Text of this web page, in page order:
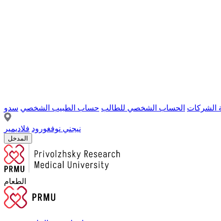
الشركات الحساب الشخصي للطالب حساب الطبيب الشخصي سدو
نيجني نوفغورود فلاديمير
المدخل
الطعام